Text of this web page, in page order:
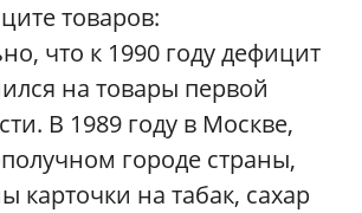
товаров:
что к 1990 году дефицит
на товары первой
В 1989 году в Москве,
городе страны,
карточки на табак, сахар